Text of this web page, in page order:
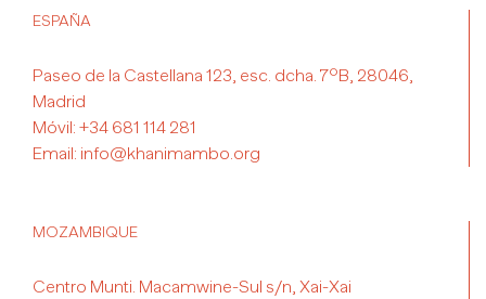
ESPAÑA
Paseo de la Castellana 123, esc. dcha. 7ºB, 28046,
Madrid
Móvil: +34 681 114 281
Email: info@khanimambo.org
MOZAMBIQUE
Centro Munti. Macamwine-Sul s/n, Xai-Xai